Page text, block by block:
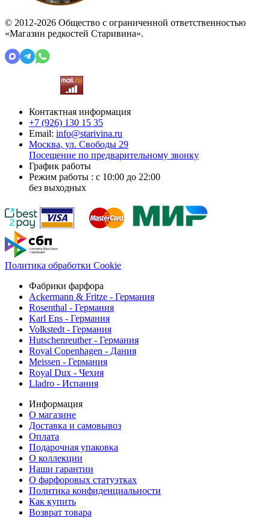
© 2012-2026 Общество с ограниченной ответственностью
«Магазин редкостей Старивина».
Контактная информация
+7 (926) 130 15 35
Email: info@starivina.ru
Москва, ул. Свободы 29
Посещение по предварительному звонку
График работы
Режим работы : с 10:00 до 22:00
без выходных
Политика обработки Cookie
Фабрики фарфора
Ackermann & Fritze - Германия
Rosenthal - Германия
Karl Ens - Германия
Volkstedt - Германия
Hutschenreuther - Германия
Royal Copenhagen - Дания
Meissen - Германия
Royal Dux - Чехия
Lladro - Испания
Информация
О магазине
Доставка и самовывоз
Оплата
Подарочная упаковка
О коллекции
Наши гарантии
О фарфоровых статуэтках
Политика конфиденциальности
Как купить
Возврат товара